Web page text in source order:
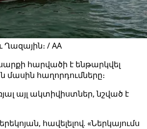
/ AA
հարվածի է ենթարկվել
մասին հաղորդումները։
այլ ակտիվիստներ, նշված է
հավելելով. «Ներկայումս